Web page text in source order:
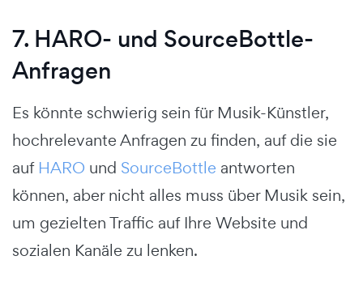
7. HARO- und SourceBottle-
Anfragen
Es könnte schwierig sein für Musik-Künstler,
hochrelevante Anfragen zu finden, auf die sie
auf HARO und SourceBottle antworten
können, aber nicht alles muss über Musik sein,
um gezielten Traffic auf Ihre Website und
sozialen Kanäle zu lenken.